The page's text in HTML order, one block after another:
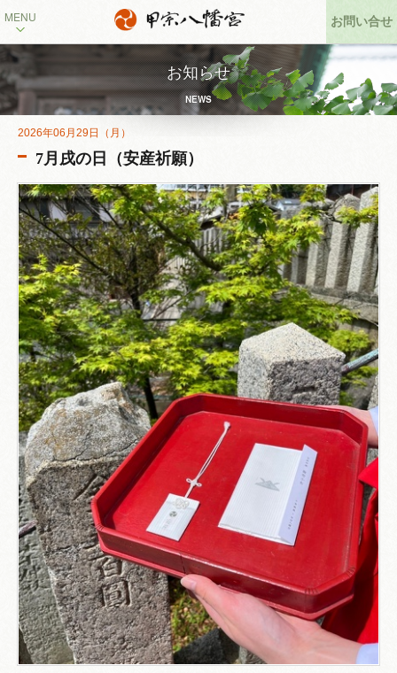
MENU お問い合せ
甲宗八幡宮のご紹介
年中行事
ご参拝・ご祈願・お守り
神前結婚式
よくある質問
交通案内
お知らせ
NEWS
2026年06月29日（月）
7月戌の日（安産祈願）